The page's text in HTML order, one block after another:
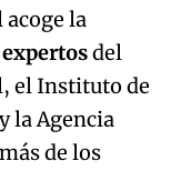
la
del
el Instituto de
la Agencia
de los